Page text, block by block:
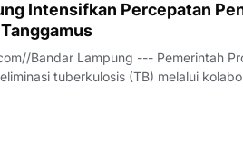
Intensifkan Percepatan
Bandar Lampung --- Pemerintah
tuberkulosis (TB) melalui
Koordinasi Tim Percepatan